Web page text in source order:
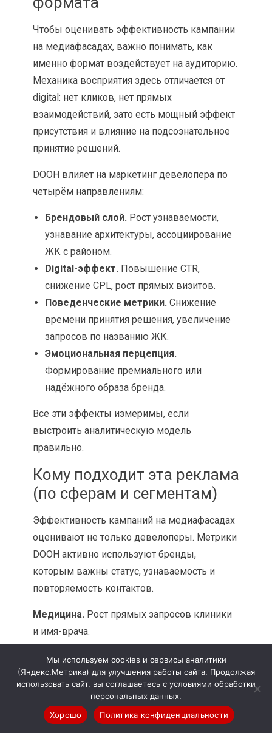
Чтобы оценивать эффективность кампании
на медиафасадах, важно понимать, как
именно формат воздействует на аудиторию.
Механика восприятия здесь отличается от
digital: нет кликов, нет прямых
взаимодействий, зато есть мощный эффект
присутствия и влияние на подсознательное
принятие решений.
DOOH влияет на маркетинг девелопера по
четырём направлениям:
Брендовый слой. Рост узнаваемости,
узнавание архитектуры, ассоциирование
ЖК с районом.
Digital-эффект. Повышение CTR,
снижение CPL, рост прямых визитов.
Поведенческие метрики. Снижение
времени принятия решения, увеличение
запросов по названию ЖК.
Эмоциональная перцепция.
Формирование премиального или
надёжного образа бренда.
Все эти эффекты измеримы, если
выстроить аналитическую модель
правильно.
Кому подходит эта реклама
(по сферам и сегментам)
Эффективность кампаний на медиафасадах
оценивают не только девелоперы. Метрики
DOOH активно используют бренды,
которым важны статус, узнаваемость и
повторяемость контактов.
Медицина. Рост прямых запросов клиники
и имя-врача.
Красота.Увеличение записей в
премиальные кабинеты.
Рост обращений в радиусе локации.
Ресторанный сегмент.Увеличение потока
Мы используем cookies и сервисы аналитики
(Яндекс.Метрика) для улучшения работы сайта. Продолжая
использовать сайт, вы соглашаетесь с условиями обработки
персональных данных.
Хорошо
Политика конфиденциальности